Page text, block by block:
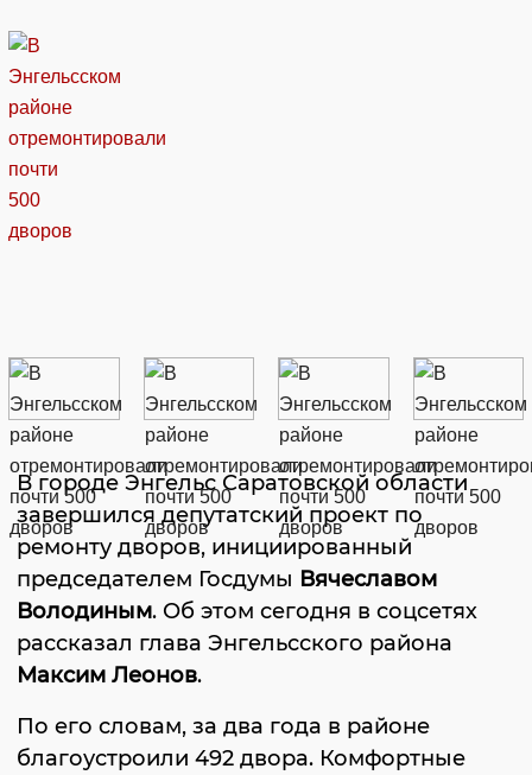
В городе Энгельс Саратовской области
завершился депутатский проект по
ремонту дворов, инициированный
председателем Госдумы Вячеславом
Володиным. Об этом сегодня в соцсетях
рассказал глава Энгельсского района
Максим Леонов.
По его словам, за два года в районе
благоустроили 492 двора. Комфортные